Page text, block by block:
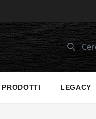
PRODOTTI LEGACY